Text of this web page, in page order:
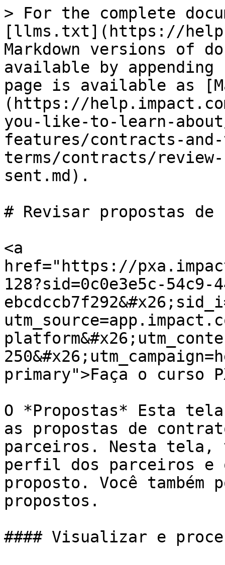
> For the complete
[llms.txt](https://
Markdown versions of
available by
page is available as
(https://
you-like-to-learn-
features/contracts-
terms/contracts/
sent.md).
# Revisar propostas de
<a
href="https://
128?sid=0c0e3e5c-54c9-
primary">Faça o curso
O *Propostas* Esta
as propostas de
parceiros. Nesta tela,
perfil dos parceiros e
proposto. Você
propostos.
#### Visualizar e